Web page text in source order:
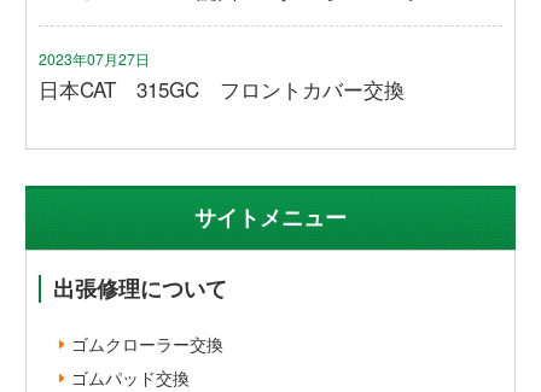
2023年07月27日
日本CAT 315GC フロントカバー交換
サイトメニュー
出張修理について
ゴムクローラー交換
ゴムパッド交換